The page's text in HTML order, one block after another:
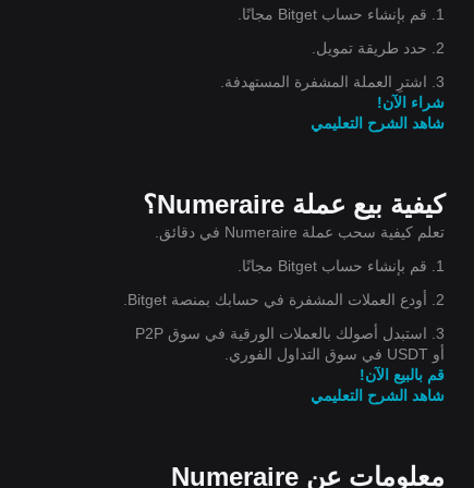
1. قم بإنشاء حساب Bitget مجانًا.
2. حدد طريقة تمويل.
3. اشترِ العملة المشفرة المستهدفة.
شراء الآن!
شاهد الشرح التعليمي
كيفية بيع عملة Numeraire؟
تعلم كيفية سحب عملة Numeraire في دقائق.
1. قم بإنشاء حساب Bitget مجانًا.
2. أودع العملات المشفرة في حسابك بمنصة Bitget.
3. استبدل أصولك بالعملات الورقية في سوق P2P
أو USDT في سوق التداول الفوري.
قم بالبيع الآن!
شاهد الشرح التعليمي
معلومات عن Numeraire